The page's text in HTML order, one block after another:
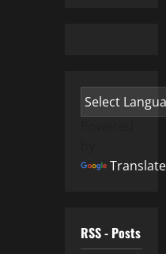
Translate
RSS - Posts